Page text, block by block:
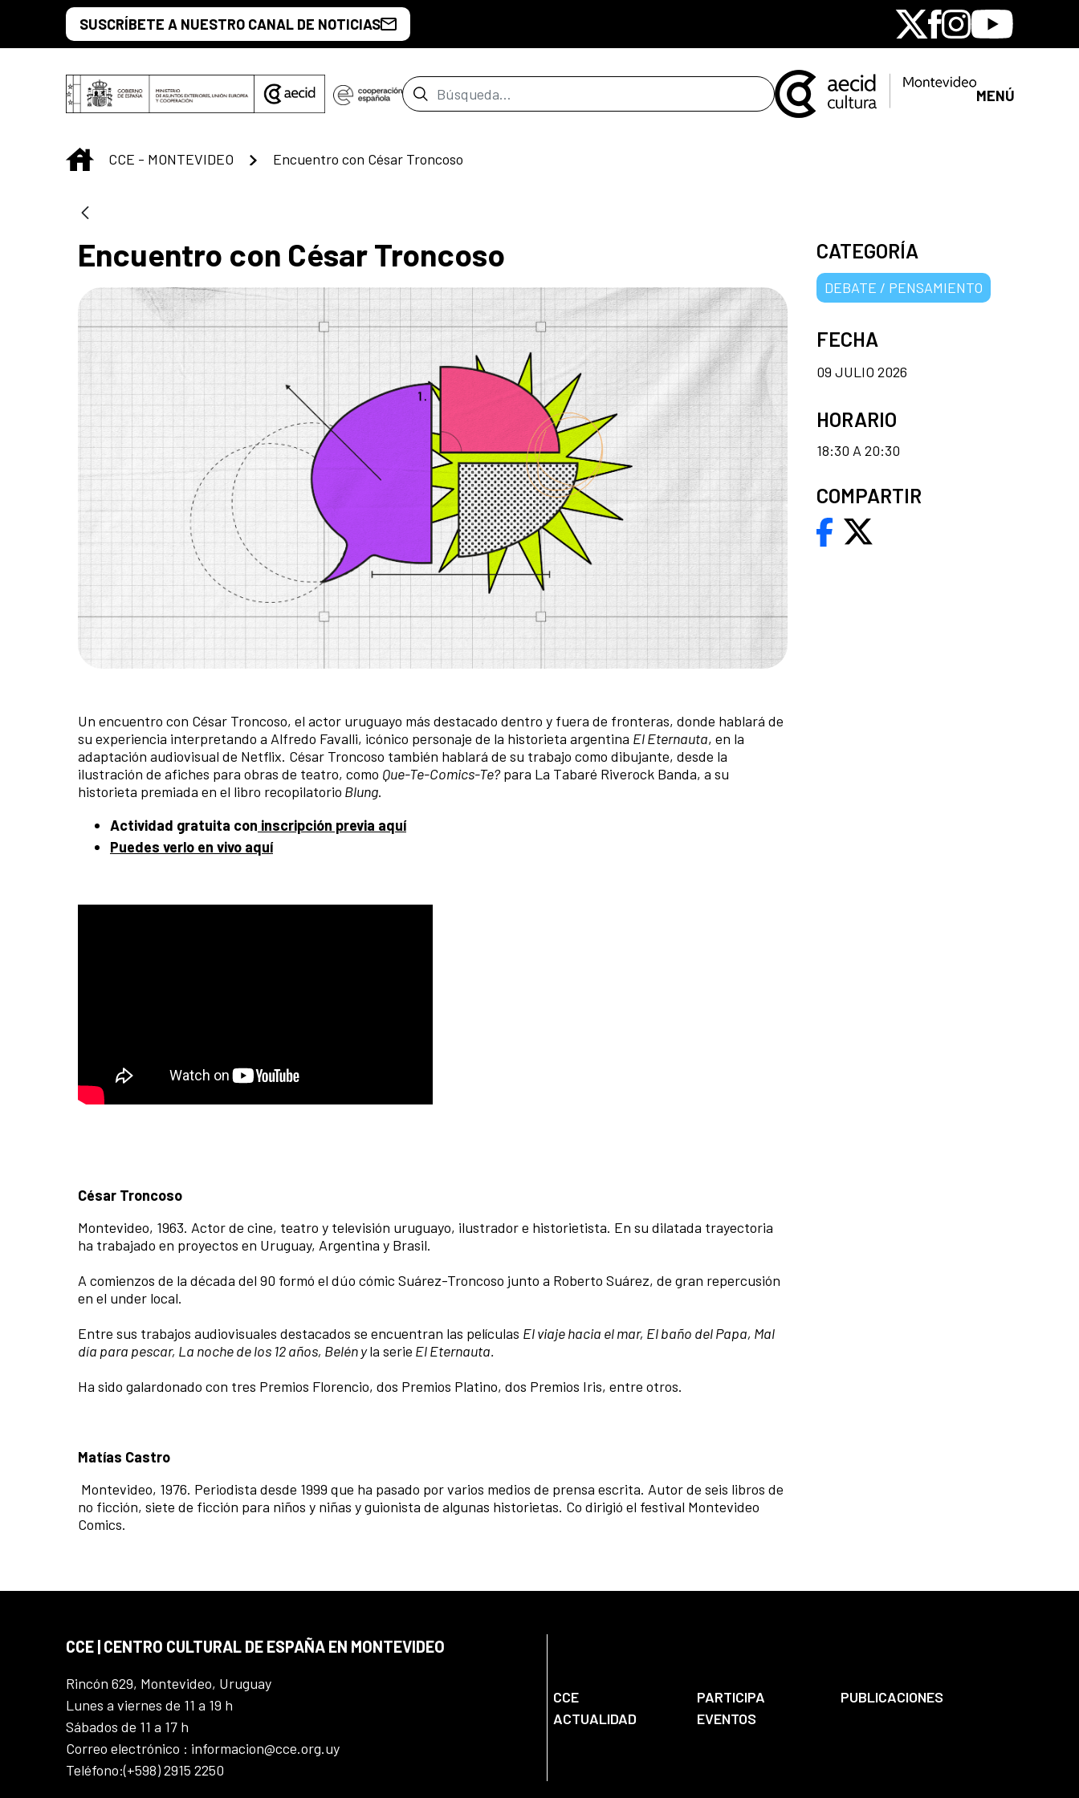
Saltar al contenido principal
SUSCRÍBETE A NUESTRO CANAL DE NOTICIAS X Facebook
Instagram
Youtube
Barra de búsqueda MENÚ
INICIO
CCE - MONTEVIDEO Encuentro con César Troncoso
Encuentro con César Troncoso
Un encuentro con César Troncoso, el actor uruguayo más destacado dentro y fuera de fronteras, donde hablará de
su experiencia interpretando a Alfredo Favalli, icónico personaje de la historieta argentina El Eternauta, en la
adaptación audiovisual de Netflix. César Troncoso también hablará de su trabajo como dibujante, desde la
ilustración de afiches para obras de teatro, como Que-Te-Comics-Te?para La Tabaré Riverock Banda, a su
historieta premiada en el libro recopilatorio Blung.
Actividad gratuita con inscripción previa aquí
Puedes verlo en vivo aquí
César Troncoso
Montevideo, 1963. Actor de cine, teatro y televisión uruguayo, ilustrador e historietista. En su dilatada trayectoria
ha trabajado en proyectos en Uruguay, Argentina y Brasil.
A comienzos de la década del 90 formó el dúo cómic Suárez-Troncoso junto a Roberto Suárez, de gran repercusión
en el under local.
Entre sus trabajos audiovisuales destacados se encuentran las películas El viaje hacia el mar, El baño del Papa, Mal
día para pescar, La noche de los 12 años, Belén yla serie El Eternauta.
Ha sido galardonado con tres Premios Florencio, dos Premios Platino, dos Premios Iris, entre otros.
Matías Castro
Montevideo, 1976. Periodista desde 1999 que ha pasado por varios medios de prensa escrita. Autor de seis libros de
no ficción, siete de ficción para niños y niñas y guionista de algunas historietas. Co dirigió el festival Montevideo
Comics.
CATEGORÍA
DEBATE / PENSAMIENTO
FECHA
09 JULIO 2026
HORARIO
18:30 A 20:30
COMPARTIR
CCE | CENTRO CULTURAL DE ESPAÑA EN MONTEVIDEO
Rincón 629, Montevideo, Uruguay
Lunes a viernes de 11 a 19 h
Sábados de 11 a 17 h
Correo electrónico : informacion@cce.org.uy
Teléfono:(+598) 2915 2250
CCE PARTICIPA
PUBLICACIONES
ACTUALIDAD
EVENTOS